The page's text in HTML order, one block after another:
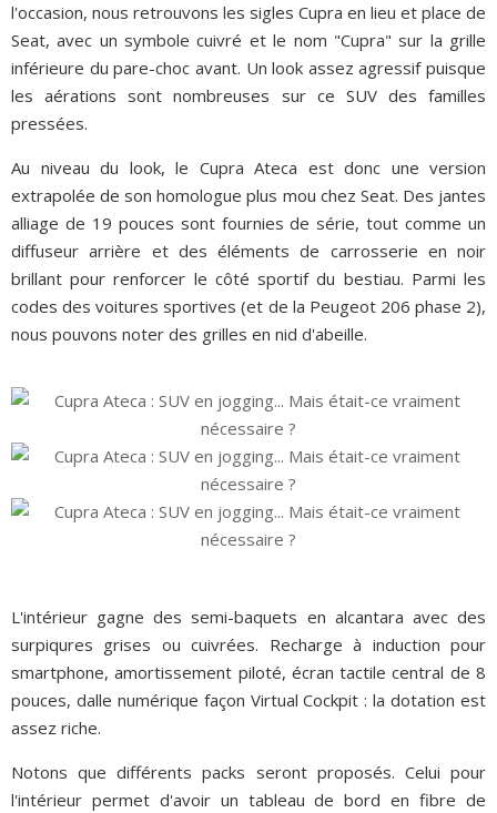
l'occasion, nous retrouvons les sigles Cupra en lieu et place de
Seat, avec un symbole cuivré et le nom "Cupra" sur la grille
inférieure du pare-choc avant. Un look assez agressif puisque
les aérations sont nombreuses sur ce SUV des familles
pressées.
Au niveau du look, le Cupra Ateca est donc une version
extrapolée de son homologue plus mou chez Seat. Des jantes
alliage de 19 pouces sont fournies de série, tout comme un
diffuseur arrière et des éléments de carrosserie en noir
brillant pour renforcer le côté sportif du bestiau. Parmi les
codes des voitures sportives (et de la Peugeot 206 phase 2),
nous pouvons noter des grilles en nid d'abeille.
L'intérieur gagne des semi-baquets en alcantara avec des
surpiqures grises ou cuivrées. Recharge à induction pour
smartphone, amortissement piloté, écran tactile central de 8
pouces, dalle numérique façon Virtual Cockpit : la dotation est
assez riche.
Notons que différents packs seront proposés. Celui pour
l'intérieur permet d'avoir un tableau de bord en fibre de